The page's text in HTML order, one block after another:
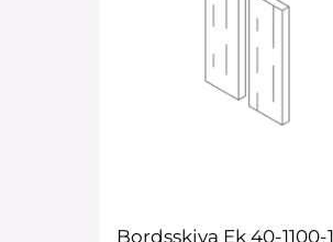
Bordsskiva Ek 40-1100-